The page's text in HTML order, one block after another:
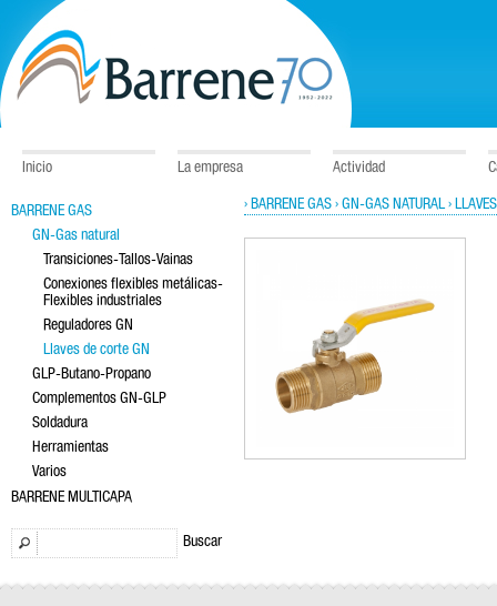
Inicio La empresa Actividad
BARRENE GAS
GN-Gas natural
Transiciones-Tallos-Vainas
Conexiones flexibles metálicas-
Flexibles industriales
Reguladores GN
Llaves de corte GN
GLP-Butano-Propano
Complementos GN-GLP
Soldadura
Herramientas
Varios
BARRENE MULTICAPA
Buscar
› BARRENE GAS › GN-GAS NATURAL ›